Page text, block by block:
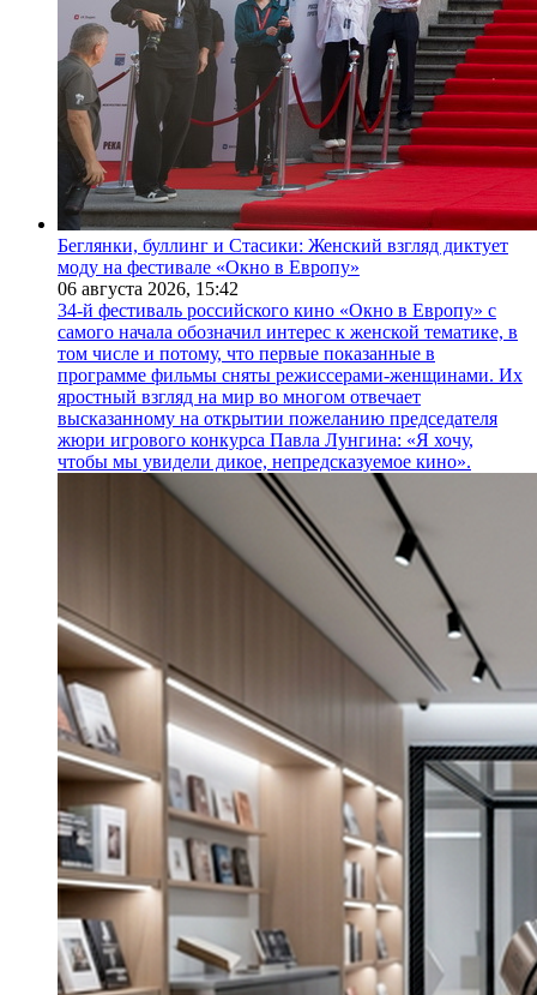
Беглянки, буллинг и Стасики: Женский взгляд диктует
моду на фестивале «Окно в Европу»
06 августа 2026, 15:42
34-й фестиваль российского кино «Окно в Европу» с
самого начала обозначил интерес к женской тематике, в
том числе и потому, что первые показанные в
программе фильмы сняты режиссерами-женщинами. Их
яростный взгляд на мир во многом отвечает
высказанному на открытии пожеланию председателя
жюри игрового конкурса Павла Лунгина: «Я хочу,
чтобы мы увидели дикое, непредсказуемое кино».